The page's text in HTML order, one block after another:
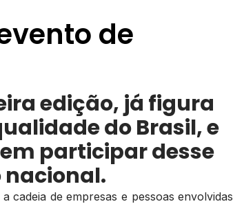
de
edição, já figura
do Brasil, e
participar desse
cadeia de empresas e pessoas envolvidas